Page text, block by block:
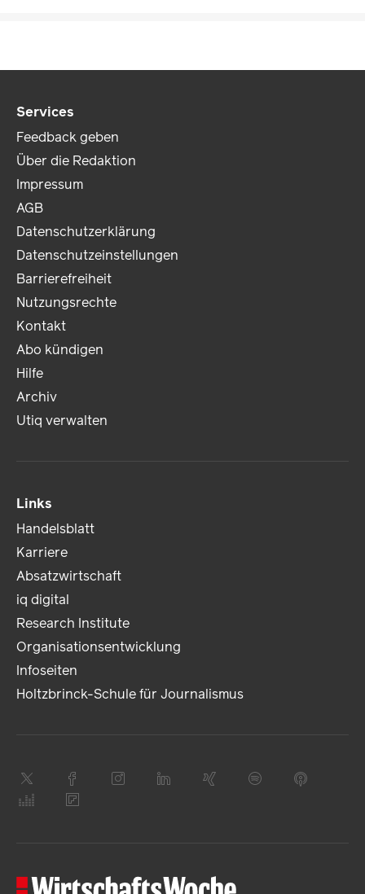
Services
Feedback geben
Über die Redaktion
Impressum
AGB
Datenschutzerklärung
Datenschutzeinstellungen
Barrierefreiheit
Nutzungsrechte
Kontakt
Abo kündigen
Hilfe
Archiv
Utiq verwalten
Links
Handelsblatt
Karriere
Absatzwirtschaft
iq digital
Research Institute
Organisationsentwicklung
Infoseiten
Holtzbrinck-Schule für Journalismus